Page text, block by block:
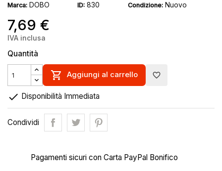
Marca: DOBO ID: 830 Condizione: Nuovo
7,69 €
IVA inclusa
Quantità
 Aggiungi al carrello favorite_border
 Disponibilità Immediata
Condividi
Pagamenti sicuri con Carta PayPal Bonifico